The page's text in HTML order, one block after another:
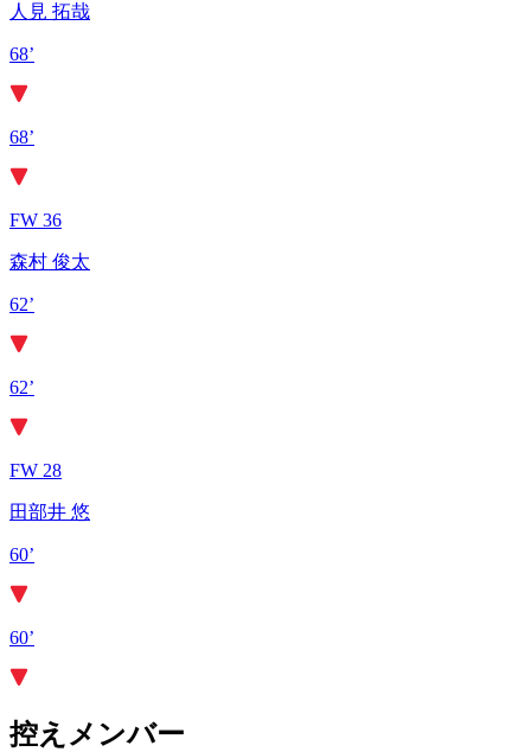
人見 拓哉
68’
68’
FW 36
森村 俊太
62’
62’
FW 28
田部井 悠
60’
60’
控えメンバー